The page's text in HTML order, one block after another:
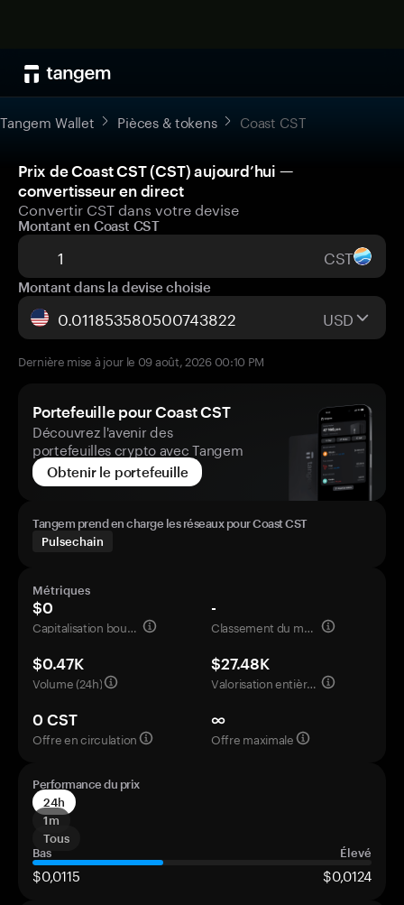
Tangem Wallet Pièces & tokens Coast CST
Prix de Coast CST (CST) aujourd’hui —
convertisseur en direct
Convertir CST dans votre devise
Montant en Coast CST
CST
Montant dans la devise choisie
USD
Dernière mise à jour le 09 août, 2026 00:10 PM
Portefeuille pour Coast CST
Découvrez l'avenir des
portefeuilles crypto avec Tangem
Obtenir le portefeuille
Tangem prend en charge les réseaux pour Coast CST
Pulsechain
Métriques
$0
Capitalisation boursière
-
Classement du marché
$0.47K
Volume (24h)
$27.48K
Valorisation entièrement diluée
0 CST
Offre en circulation
∞
Offre maximale
Performance du prix
24h
1m
Tous
Bas
Élevé
$0,0115 $0,0124